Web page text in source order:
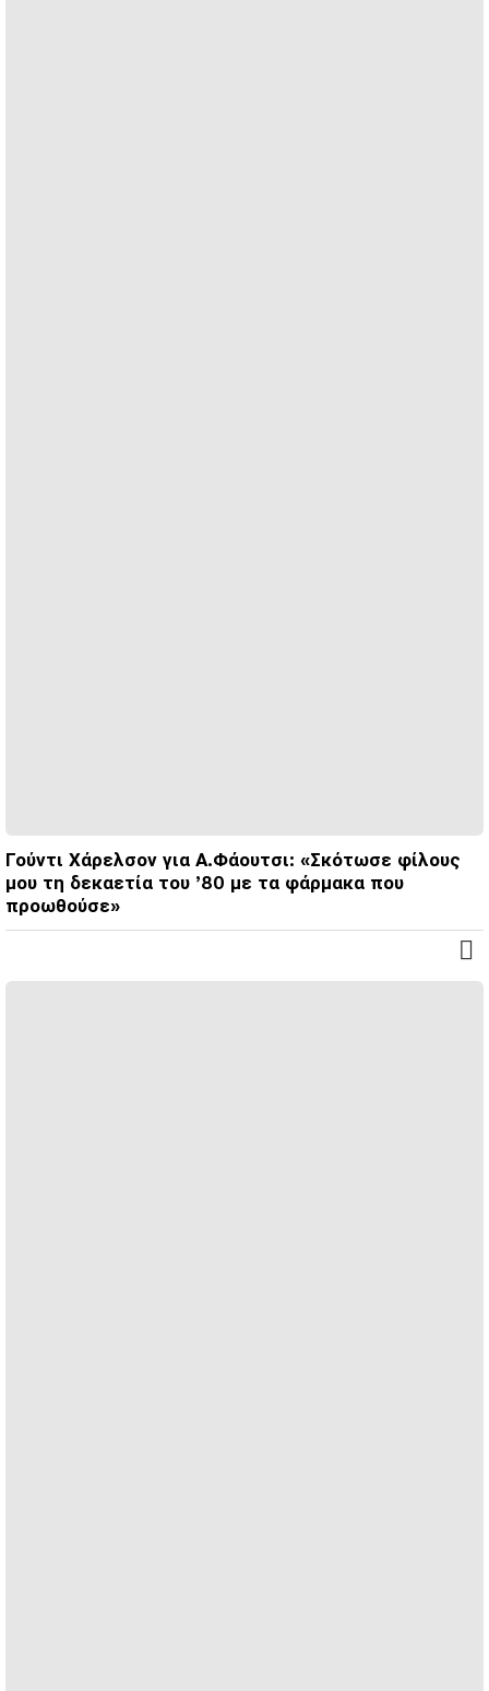
Γούντι Χάρελσον για Α.Φάουτσι: «Σκότωσε φίλους
μου τη δεκαετία του ’80 με τα φάρμακα που
προωθούσε»